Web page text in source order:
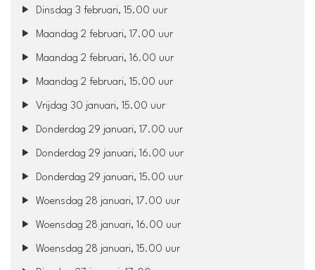
Dinsdag 3 februari, 15.00 uur
Maandag 2 februari, 17.00 uur
Maandag 2 februari, 16.00 uur
Maandag 2 februari, 15.00 uur
Vrijdag 30 januari, 15.00 uur
Donderdag 29 januari, 17.00 uur
Donderdag 29 januari, 16.00 uur
Donderdag 29 januari, 15.00 uur
Woensdag 28 januari, 17.00 uur
Woensdag 28 januari, 16.00 uur
Woensdag 28 januari, 15.00 uur